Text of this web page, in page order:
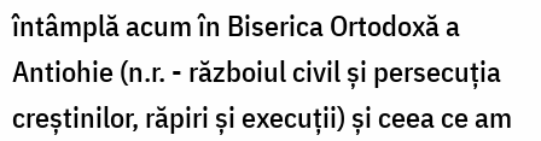
întâmplă acum în Biserica Ortodoxă a
Antiohie (n.r. - războiul civil și persecuția
creștinilor, răpiri și execuții) și ceea ce am